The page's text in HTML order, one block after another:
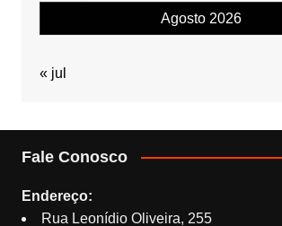
Agosto 2026
« jul
Fale Conosco
Endereço:
Rua Leonídio Oliveira, 255